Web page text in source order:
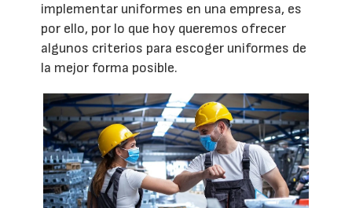
implementar uniformes en una empresa, es
por ello, por lo que hoy queremos ofrecer
algunos criterios para escoger uniformes de
la mejor forma posible.